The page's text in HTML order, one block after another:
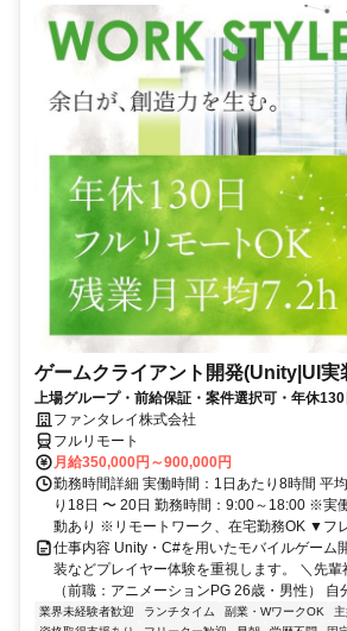
ゲームクライアント開発(Unity|UI実
上場グループ・前給保証・案件選択可・年休
ファンタレイ株式会社
フルリモート
月給350,000円～900,000円
勤務時間詳細 実働時間：1日あたり8時間 平
り18日 〜 20日 勤務時間：9:00～18:00 ※実
動あり ※リモートワーク、在宅勤務OK ▼フ
仕事内容 Unity・C#を用いたモバイルゲーム
装などプレイヤー体験を重視します。 ＼先輩
（前職：アニメーションPG 26歳・男性） 自
業界未経験者歓迎 ランチタイム 副業・WワークOK